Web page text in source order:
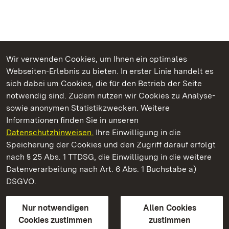
Wir verwenden Cookies, um Ihnen ein optimales
Webseiten-Erlebnis zu bieten. In erster Linie handelt es
sich dabei um Cookies, die für den Betrieb der Seite
notwendig sind. Zudem nutzen wir Cookies zu Analyse-
sowie anonymen Statistikzwecken. Weitere
Informationen finden Sie in unseren
Datenschutzhinweisen. Ihre Einwilligung in die
Speicherung der Cookies und den Zugriff darauf erfolgt
nach § 25 Abs. 1 TTDSG, die Einwilligung in die weitere
Datenverarbeitung nach Art. 6 Abs. 1 Buchstabe a)
DSGVO.
Nur notwendigen
Cookies zustimmen
Allen Cookies
zustimmen
Kommen. Staunen. Genießen.
Residenzschloss Rastatt
Staatliche Schlösser und Gärten Baden-Württemberg
Kontakt
GebärdenspracheLeichte Sprache
Erklärung zur Barrierefreiheit
BITV-konform (geprüfte Seiten)